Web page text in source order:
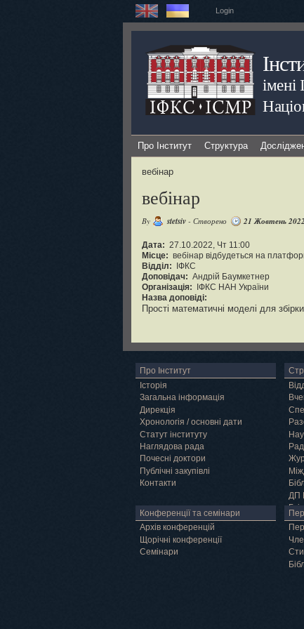
Login
Про Інститут Структура
вебінар
вебінар
By stetsiv - Створено 21 Жовтень 2022
Дата: 27.10.2022, Чт 11:00
Місце: вебінар відбудеться на
Відділ:
ІФКС
Доповідач: Андрій Баумкетнер
Організація:
ІФКС НАН України
Назва доповіді:
Прості математичні моделі для
Про Інститут
Історія
Загальна інформація
Дирекція
Хронологія / основні дати
Статут інституту
Наглядова рада
Почесні доктори
Публічні закупівлі
Контакти
ДП
Конференції та семінари
Архів конференцій
Щорічні конференції
Семінари